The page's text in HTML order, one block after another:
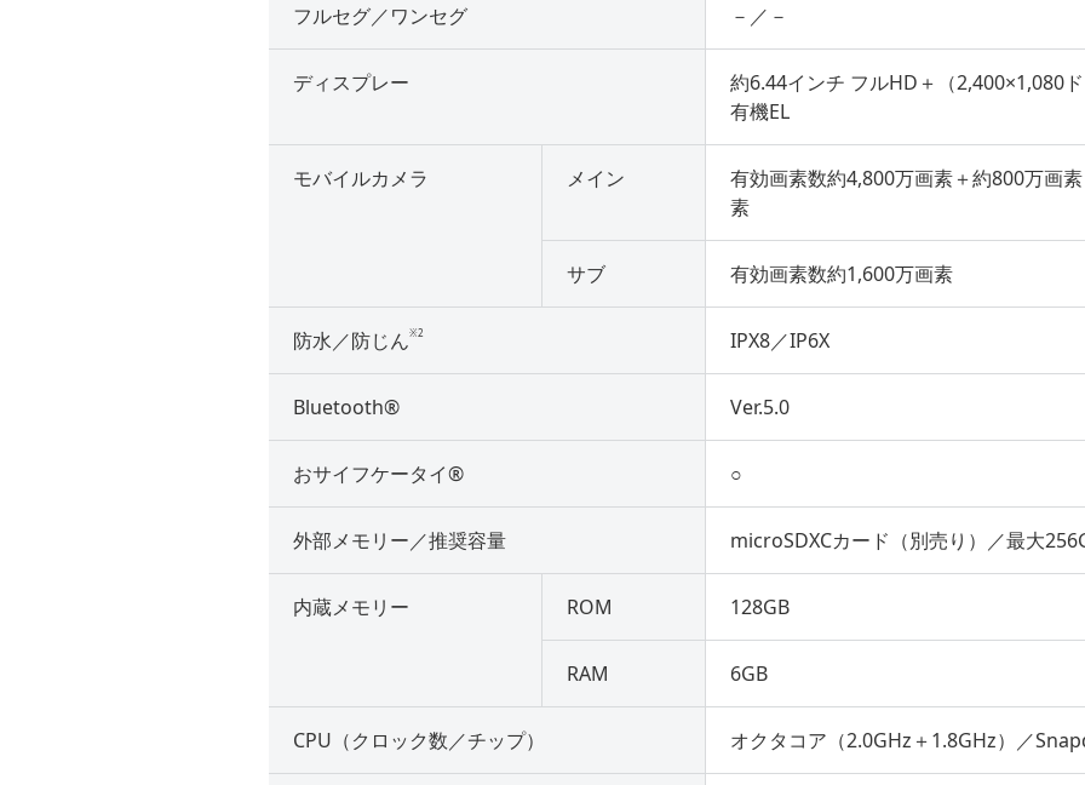
フルセグ／ワンセグ －／－
ディスプレー
約6.44インチ フルHD＋（2,400×1,080ド
有機EL
モバイルカメラ メイン
有効画素数約4,800万画素＋約800万画
素
サブ 有効画素数約1,600万画素
防水／防じん※2 IPX8／IP6X
Bluetooth® Ver.5.0
おサイフケータイ® ○
外部メモリー／推奨容量 microSDXCカード（別売り）／最大
内蔵メモリー ROM 128GB
RAM 6GB
CPU（クロック数／チップ） オクタコア（2.0GHz＋1.8GHz）／